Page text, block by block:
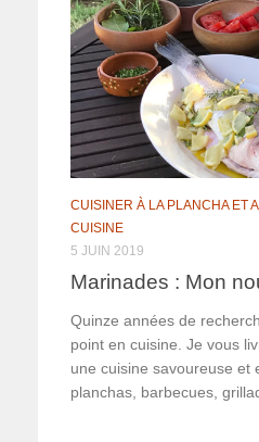
CUISINER À LA PLANCHA ET
CUISINE
5 JUIN 2019
Marinades : Mon
Quinze années de
point en cuisine. Je vous
une cuisine savoureuse et
planchas, barbecues,